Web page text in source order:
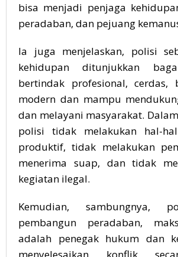
bisa menjadi penjaga
peradaban, dan pejuang
Ia juga menjelaskan, polisi
kehidupan ditunjukkan
bertindak profesional, cerdas,
modern dan mampu
dan melayani masyarakat.
polisi tidak melakukan hal-
produktif, tidak melakukan
menerima suap, dan tidak
kegiatan ilegal.
Kemudian, sambungnya,
pembangun peradaban,
adalah penegak hukum dan